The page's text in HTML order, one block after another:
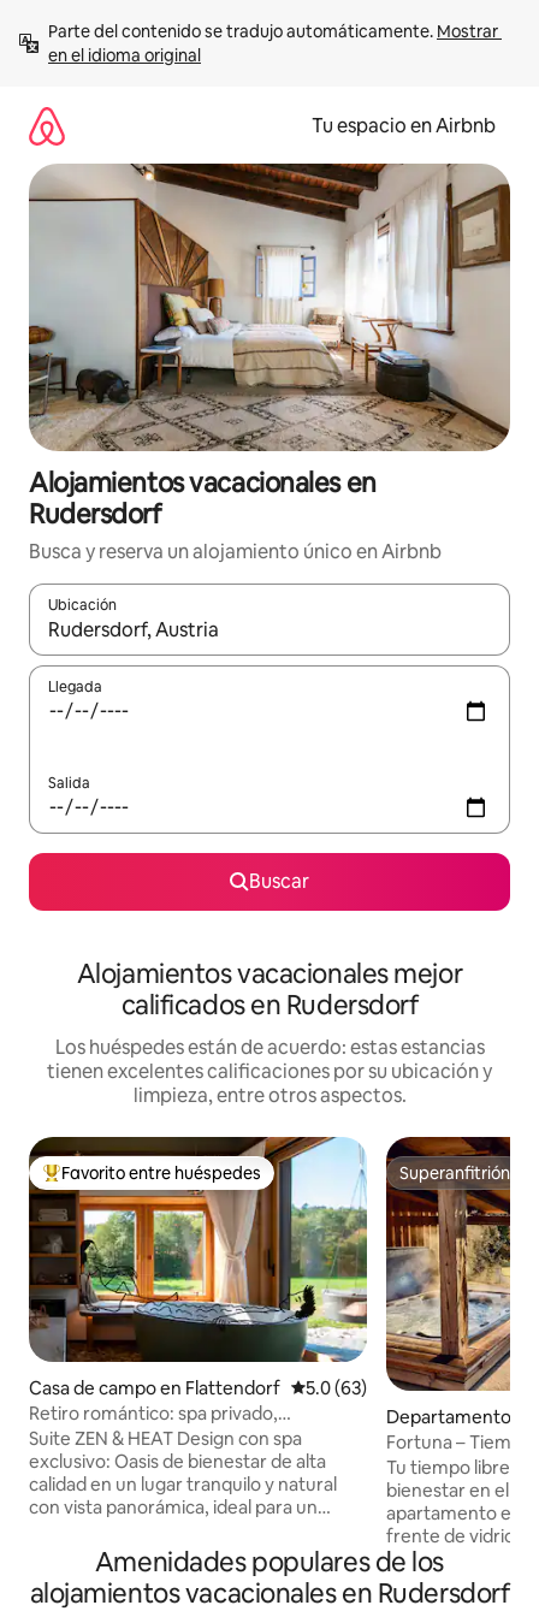
contenido
Parte del contenido se tradujo automáticamente. Mostrar
en el idioma original
Tu espacio en Airbnb
Alojamientos vacacionales en
Rudersdorf
Busca y reserva un alojamiento único en Airbnb
Ubicación
Cuando los resultados estén disponibles, podrás navegar
Llegada
Salida
Buscar
Alojamientos vacacionales mejor
calificados en Rudersdorf
Los huéspedes están de acuerdo: estas estancias
tienen excelentes calificaciones por su ubicación y
limpieza, entre otros aspectos.
De los mejores en Favorito entre huéspedes
Favorito entre huéspedes
Casa de campo en Flattendorf Calificación promedio: 5.0 de
5.0 (63)
Retiro romántico: spa privado,
naturaleza y carácter
Suite ZEN & HEAT Design con spa
exclusivo: Oasis de bienestar de alta
calidad en un lugar tranquilo y natural
con vista panorámica, ideal para un
que se abre al exterior con una zona de
ducha y una bañera independiente para
parejas, una sauna privada de leña para
Superanfitrión
Superanfitrión
Departamento en
rein bei Graz
Fortuna – Tiempo
Bienestar y vistas
Tu tiempo libre
bienestar en el
apartamento en
frente de vidrio y
vistas al campo. Nuestra granja con
gallinas y ovejas
invita a reducir la
Amenidades populares de los
alojamientos vacacionales en Rudersdorf